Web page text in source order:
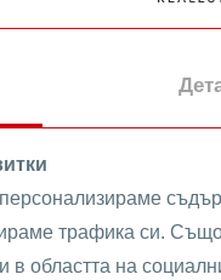
трафика си.
областта на